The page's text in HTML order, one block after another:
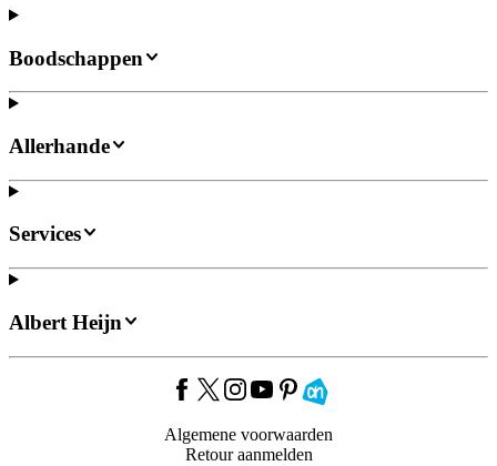
Boodschappen
Allerhande
Services
Albert Heijn
Algemene voorwaarden
Retour aanmelden